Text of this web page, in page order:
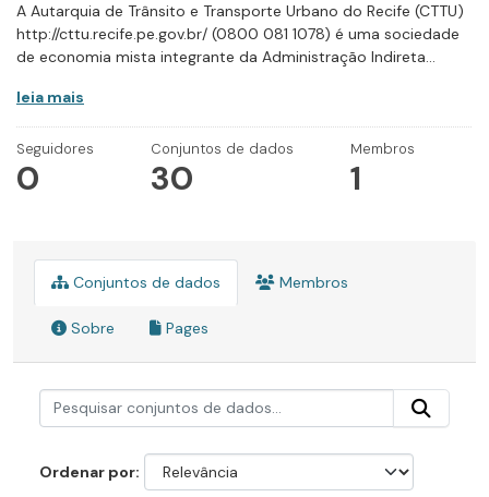
A Autarquia de Trânsito e Transporte Urbano do Recife (CTTU)
http://cttu.recife.pe.gov.br/ (0800 081 1078) é uma sociedade
de economia mista integrante da Administração Indireta...
leia mais
Seguidores
0
Conjuntos de dados
30
Membros
1
Conjuntos de dados Membros
Sobre Pages
Ordenar por